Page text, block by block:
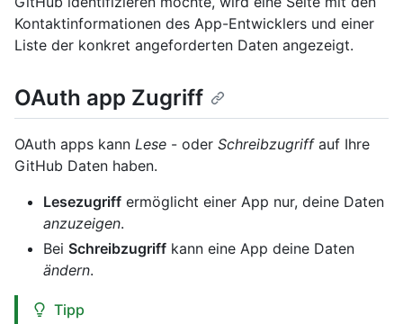
Kontaktinformationen des App-Entwicklers und einer
Liste der konkret angeforderten Daten angezeigt.
OAuth app Zugriff
OAuth apps kann Lese - oder Schreibzugriffauf Ihre
GitHub Daten haben.
Lesezugriff ermöglicht einer App nur, deine Daten
anzuzeigen.
Bei Schreibzugriff kann eine App deine Daten
ändern.
Tipp